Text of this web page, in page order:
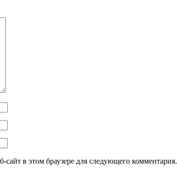
в этом браузере для следующего комментария.